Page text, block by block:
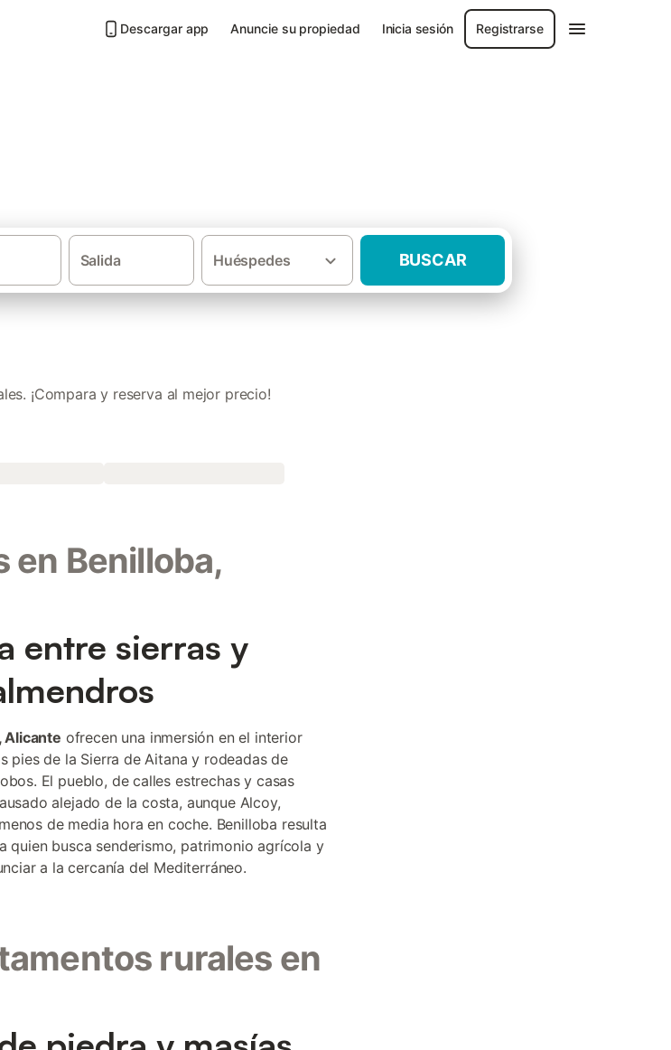
Descargar app Anuncie su propiedad Inicia sesión Registrarse
Salida Huéspedes BUSCAR
¡Compara y reserva al mejor precio!
en Benilloba,
entre sierras y
Alicante ofrecen una inmersión en el interior
pies de la Sierra de Aitana y rodeadas de
El pueblo, de calles estrechas y casas
alejado de la costa, aunque Alcoy,
de media hora en coche. Benilloba resulta
quien busca senderismo, patrimonio agrícola y
a la cercanía del Mediterráneo.
rurales en